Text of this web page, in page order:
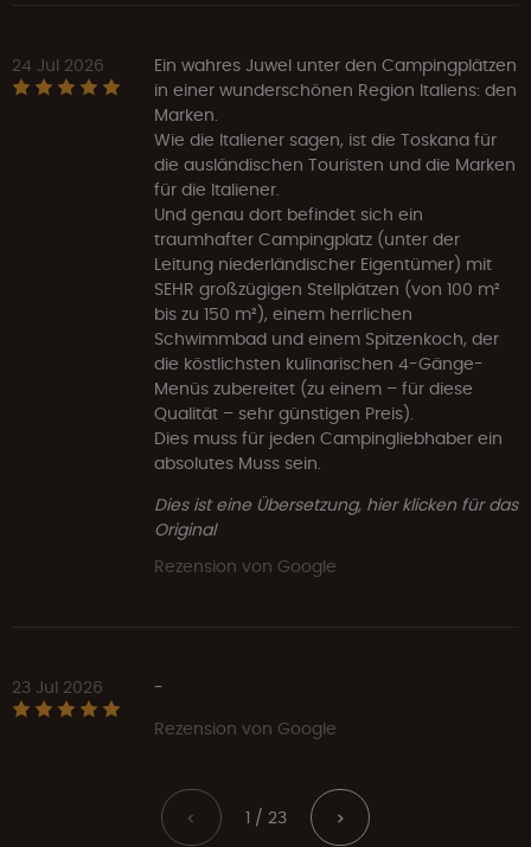
24 Jul 2026
Ein wahres Juwel unter den Campingplätzen
in einer wunderschönen Region Italiens: den
Marken.
Wie die Italiener sagen, ist die Toskana für
die ausländischen Touristen und die Marken
für die Italiener.
Und genau dort befindet sich ein
traumhafter Campingplatz (unter der
Leitung niederländischer Eigentümer) mit
SEHR großzügigen Stellplätzen (von 100 m²
bis zu 150 m²), einem herrlichen
Schwimmbad und einem Spitzenkoch, der
die köstlichsten kulinarischen 4-Gänge-
Menüs zubereitet (zu einem – für diese
Qualität – sehr günstigen Preis).
Dies muss für jeden Campingliebhaber ein
absolutes Muss sein.
Dies ist eine Übersetzung, hier klicken für das
Original
Rezension von Google
23 Jul 2026
-
Rezension von Google
< 1 / 23 >